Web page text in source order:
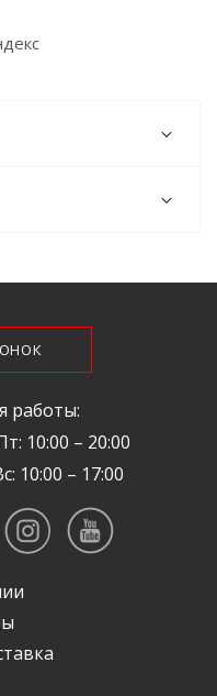
работы:
10:00 – 20:00
10:00 – 17:00